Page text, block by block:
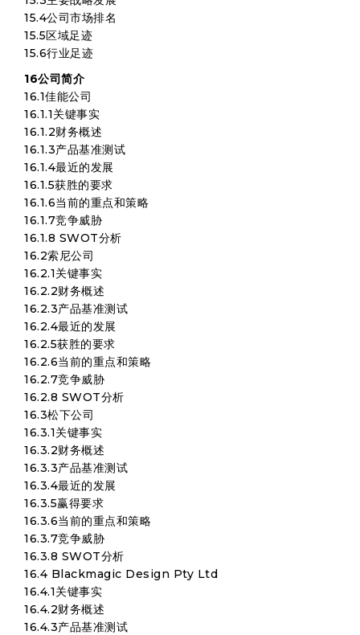
15.4公司市场排名
15.5区域足迹
15.6行业足迹
16公司简介
16.1佳能公司
16.1.1关键事实
16.1.2财务概述
16.1.3产品基准测试
16.1.4最近的发展
16.1.5获胜的要求
16.1.6当前的重点和策略
16.1.7竞争威胁
16.1.8 SWOT分析
16.2索尼公司
16.2.1关键事实
16.2.2财务概述
16.2.3产品基准测试
16.2.4最近的发展
16.2.5获胜的要求
16.2.6当前的重点和策略
16.2.7竞争威胁
16.2.8 SWOT分析
16.3松下公司
16.3.1关键事实
16.3.2财务概述
16.3.3产品基准测试
16.3.4最近的发展
16.3.5赢得要求
16.3.6当前的重点和策略
16.3.7竞争威胁
16.3.8 SWOT分析
16.4 Blackmagic Design Pty Ltd
16.4.1关键事实
16.4.2财务概述
16.4.3产品基准测试